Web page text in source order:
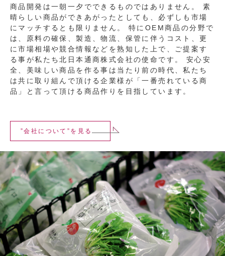
商品開発は一朝一夕でできるものではありません。 素
晴らしい商品ができあがったとしても、必ずしも市場
にマッチするとも限りません。 特にOEM商品の分野で
は、原料の確保、製造、物流、保管に伴うコスト、更
に市場相場や競合情報などを熟知した上で、ご提案す
る事が私たち北日本通商株式会社の使命です。 安心安
全、美味しい商品を作る事は当たり前の時代、私たち
は共に取り組んで頂ける企業様が「一番売れている商
品」と言って頂ける商品作りを目指しています。
”会社について”を見る